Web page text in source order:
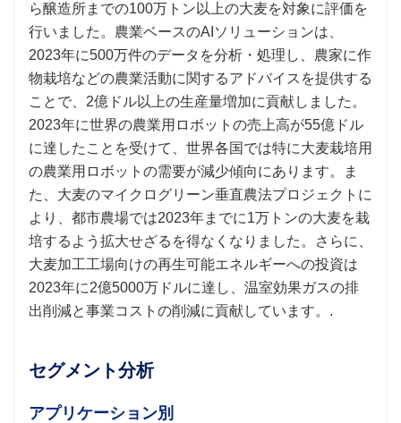
ら醸造所までの100万トン以上の大麦を対象に評価を
行いました。農業ベースのAIソリューションは、
2023年に500万件のデータを分析・処理し、農家に作
物栽培などの農業活動に関するアドバイスを提供する
ことで、2億ドル以上の生産量増加に貢献しました。
2023年に世界の農業用ロボットの売上高が55億ドル
に達したことを受けて、世界各国では特に大麦栽培用
の農業用ロボットの需要が減少傾向にあります。ま
た、大麦のマイクログリーン垂直農法プロジェクトに
より、都市農場では2023年までに1万トンの大麦を栽
培するよう拡大せざるを得なくなりました。さらに、
大麦加工工場向けの再生可能エネルギーへの投資は
2023年に2億5000万ドルに達し、温室効果ガスの排
出削減と事業コストの削減に貢献しています。.
セグメント分析
アプリケーション別